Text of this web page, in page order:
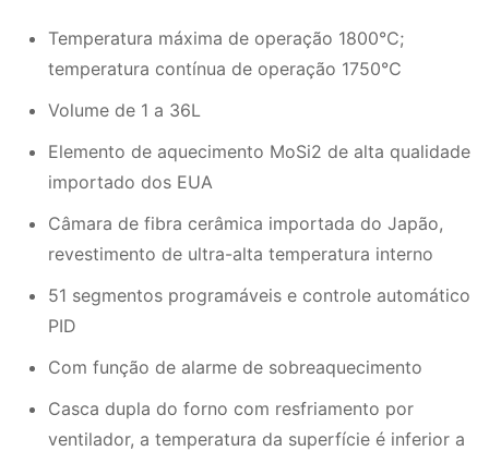
Temperatura máxima de operação 1800℃;
temperatura contínua de operação 1750℃
Volume de 1 a 36L
Elemento de aquecimento MoSi2 de alta qualidade
importado dos EUA
Câmara de fibra cerâmica importada do Japão,
revestimento de ultra-alta temperatura interno
51 segmentos programáveis e controle automático
PID
Com função de alarme de sobreaquecimento
Casca dupla do forno com resfriamento por
ventilador, a temperatura da superfície é inferior a